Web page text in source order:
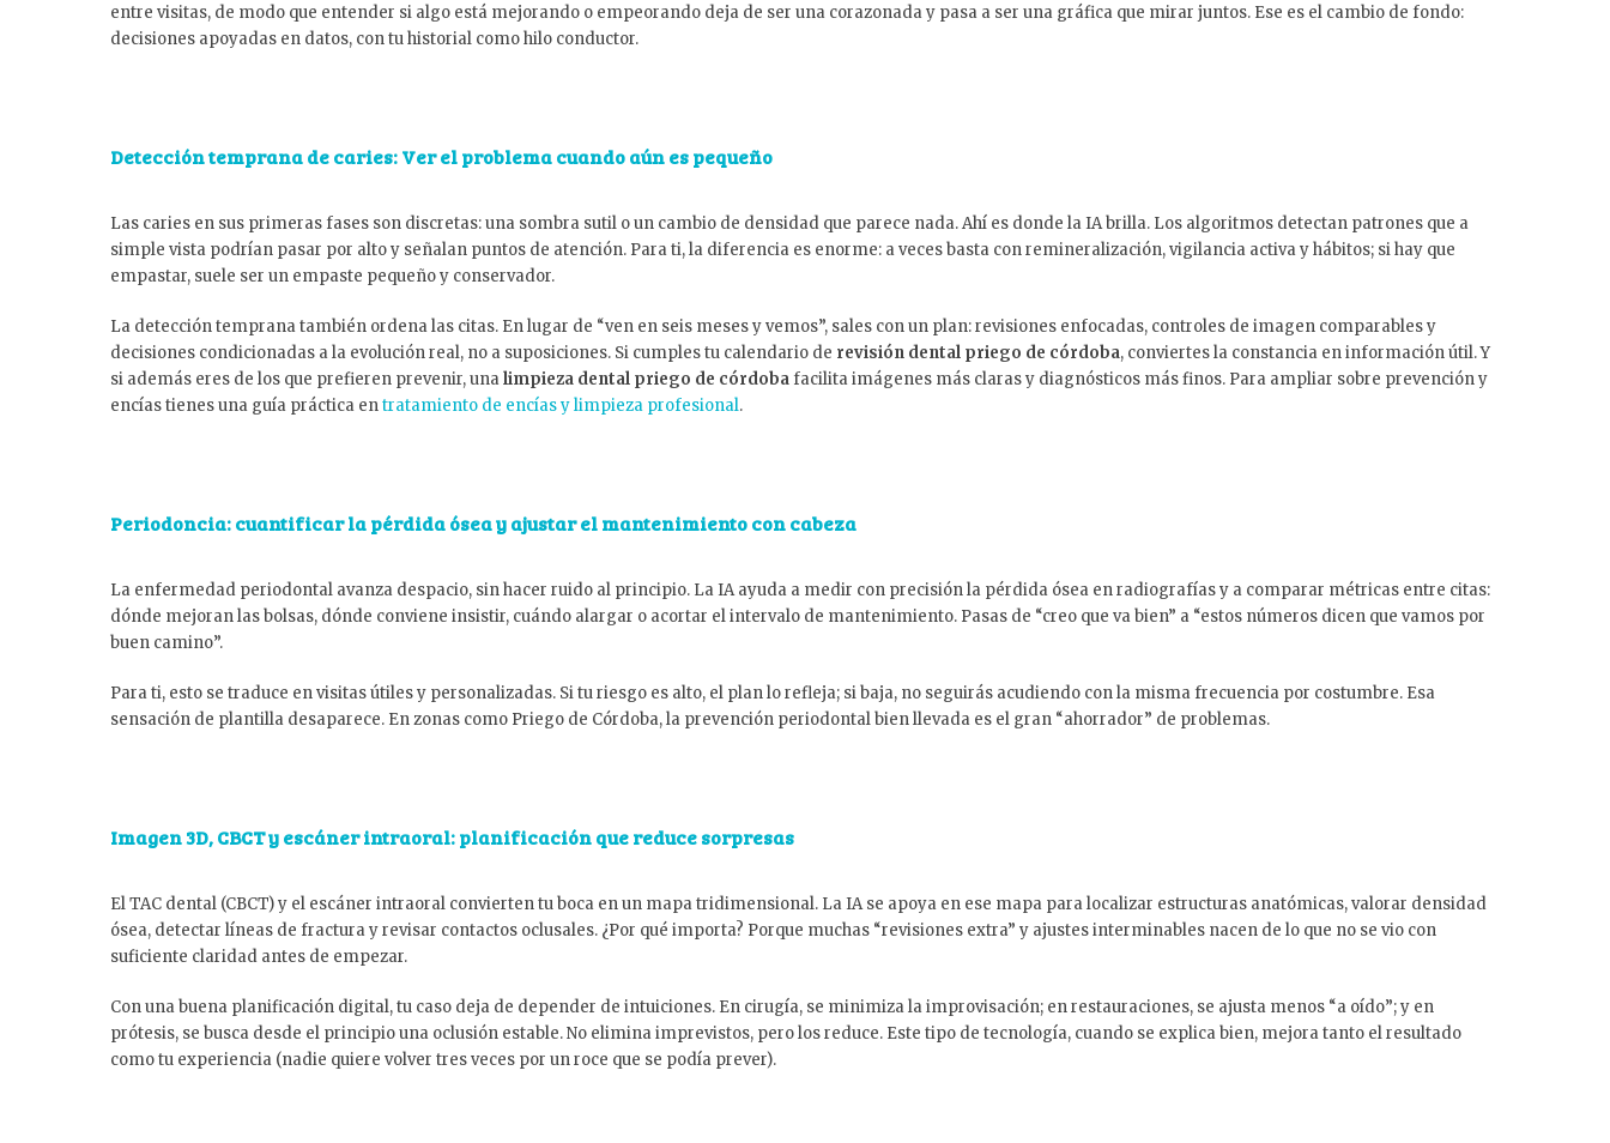
entre visitas, de modo que entender si algo está mejorando o empeorando deja de ser una corazonada y pasa a ser una gráfica que mirar juntos. Ese es el cambio de fondo:
decisiones apoyadas en datos, con tu historial como hilo conductor.
Detección temprana de caries: Ver el problema cuando aún es pequeño
Las caries en sus primeras fases son discretas: una sombra sutil o un cambio de densidad que parece nada. Ahí es donde la IA brilla. Los algoritmos detectan patrones que a
simple vista podrían pasar por alto y señalan puntos de atención. Para ti, la diferencia es enorme: a veces basta con remineralización, vigilancia activa y hábitos; si hay que
empastar, suele ser un empaste pequeño y conservador.
La detección temprana también ordena las citas. En lugar de “ven en seis meses y vemos”, sales con un plan: revisiones enfocadas, controles de imagen comparables y
decisiones condicionadas a la evolución real, no a suposiciones. Si cumples tu calendario de revisión dental priego de córdoba, conviertes la constancia en información útil. Y
si además eres de los que prefieren prevenir, unalimpieza dental priego de córdoba facilita imágenes más claras y diagnósticos más finos. Para ampliar sobre prevención y
encías tienes una guía práctica entratamiento de encías y limpieza profesional.
Periodoncia: cuantificar la pérdida ósea y ajustar el mantenimiento con cabeza
La enfermedad periodontal avanza despacio, sin hacer ruido al principio. La IA ayuda a medir con precisión la pérdida ósea en radiografías y a comparar métricas entre citas:
dónde mejoran las bolsas, dónde conviene insistir, cuándo alargar o acortar el intervalo de mantenimiento. Pasas de “creo que va bien” a “estos números dicen que vamos por
buen camino”.
Para ti, esto se traduce en visitas útiles y personalizadas. Si tu riesgo es alto, el plan lo refleja; si baja, no seguirás acudiendo con la misma frecuencia por costumbre. Esa
sensación de plantilla desaparece. En zonas como Priego de Córdoba, la prevención periodontal bien llevada es el gran “ahorrador” de problemas.
Imagen 3D, CBCT y escáner intraoral: planificación que reduce sorpresas
El TAC dental (CBCT) y el escáner intraoral convierten tu boca en un mapa tridimensional. La IA se apoya en ese mapa para localizar estructuras anatómicas, valorar densidad
ósea, detectar líneas de fractura y revisar contactos oclusales. ¿Por qué importa? Porque muchas “revisiones extra” y ajustes interminables nacen de lo que no se vio con
suficiente claridad antes de empezar.
Con una buena planificación digital, tu caso deja de depender de intuiciones. En cirugía, se minimiza la improvisación; en restauraciones, se ajusta menos “a oído”; y en
prótesis, se busca desde el principio una oclusión estable. No elimina imprevistos, pero los reduce. Este tipo de tecnología, cuando se explica bien, mejora tanto el resultado
como tu experiencia (nadie quiere volver tres veces por un roce que se podía prever).